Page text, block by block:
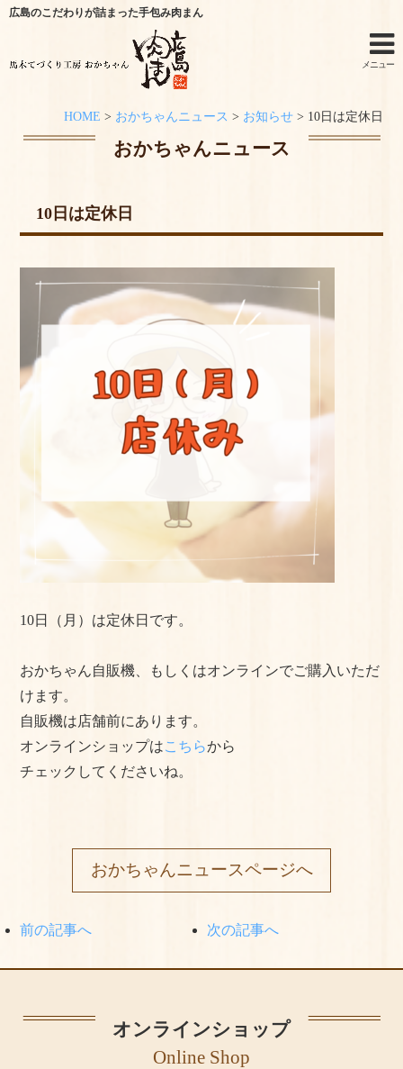
オンラインショップ
オンラインショップからのご購入方法
おかちゃんニュース
よくある質問
美味しいお召し上がり⽅
プライバシーポリシー
サイトマップ
広島のこだわりが詰まった手包み肉まん
メニュー
HOME > おかちゃんニュース > お知らせ> 10日は定休日
おかちゃんニュース
10日は定休日
10日（月）は定休日です。
おかちゃん自販機、もしくはオンラインでご購入いただ
けます。
自販機は店舗前にあります。
オンラインショップはこちらから
チェックしてくださいね。
おかちゃんニュースページへ
前の記事へ 次の記事へ
オンラインショップ
Online Shop